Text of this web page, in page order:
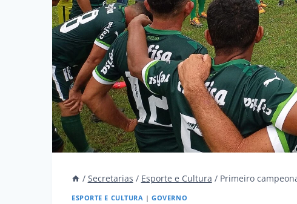
/ Secretarias / Esporte e Cultura / Primeiro
ESPORTE E CULTURA |GOVERNO